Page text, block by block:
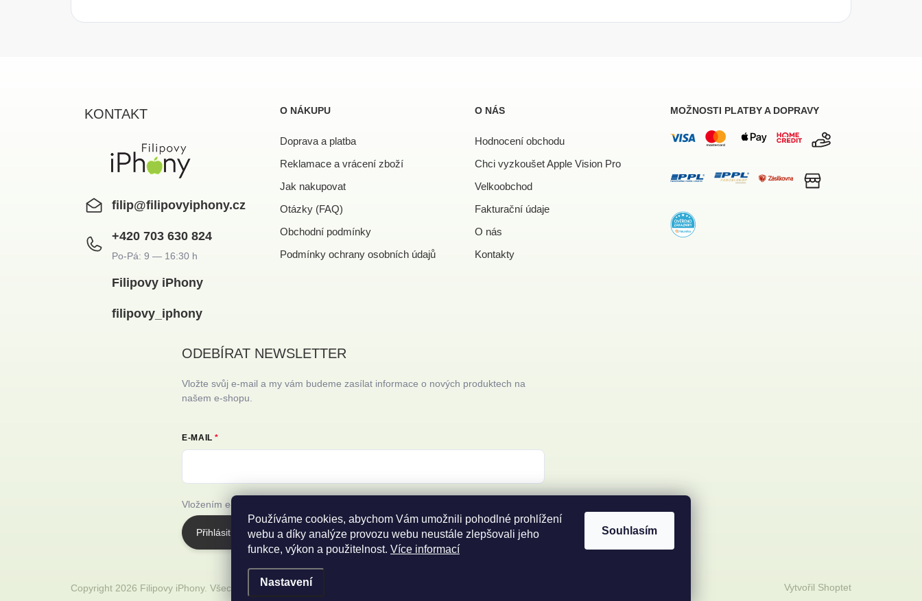
Používáme cookies, abychom Vám umožnili pohodlné prohlížení
webu a díky analýze provozu webu neustále zlepšovali jeho
funkce, výkon a použitelnost. Více informací
Nastavení
Souhlasím
KONTAKT
filip@filipovyiphony.cz
+420 703 630 824
Filipovy iPhony
filipovy_iphony
O NÁKUPU
Doprava a platba
Reklamace a vrácení zboží
Jak nakupovat
Otázky (FAQ)
Obchodní podmínky
Podmínky ochrany osobních údajů
O NÁS
Hodnocení obchodu
Chci vyzkoušet Apple Vision Pro
Velkoobchod
Fakturační údaje
O nás
Kontakty
MOŽNOSTI PLATBY A DOPRAVY
ODEBÍRAT NEWSLETTER
Vložte svůj e-mail a my vám budeme zasílat informace o nových produktech na
našem e-shopu.
E-MAIL
Vložením e-mailu souhlasíte s
Přihlásit se
Vytvořil Shoptet
Copyright 2026 Filipovy iPhony. Všechna práva vyhrazena.